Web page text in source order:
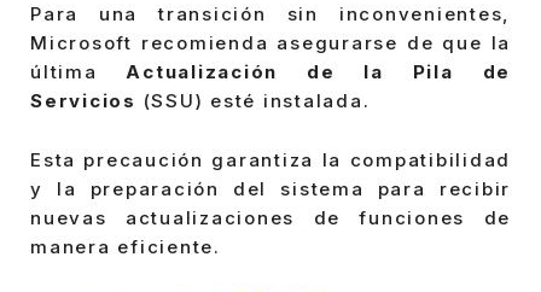
Para una transición sin inconvenientes,
Microsoft recomienda asegurarse de que la
última Actualización de la Pila de
Servicios (SSU) esté instalada.
Esta precaución garantiza la compatibilidad
y la preparación del sistema para recibir
nuevas actualizaciones de funciones de
manera eficiente.